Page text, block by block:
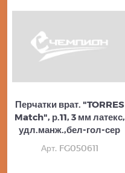
Перчатки врат. "TORRES
Match", р.11, 3 мм латекс,
удл.манж.,бел-гол-сер
Арт. FG050611